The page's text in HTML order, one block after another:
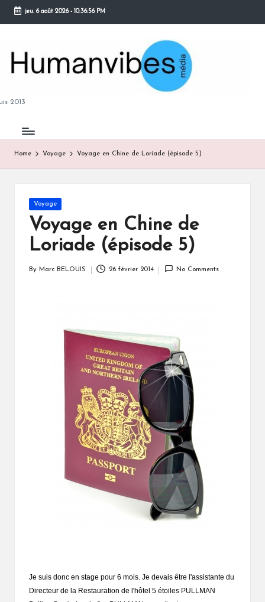
Skip
content
jeu. 6 août 2026- 10:36:57 PM
2013
Home Voyage Voyage en Chine de Loriade (épisode 5)
Posted
in
Voyage
Voyage en Chine de
Loriade (épisode 5)
By Marc BELOUIS 26 février 2014 No Comments
Je suis donc en stage pour 6 mois. Je devais être l'assistante du
Directeur de la Restauration de l'hôtel 5 étoiles PULLMAN